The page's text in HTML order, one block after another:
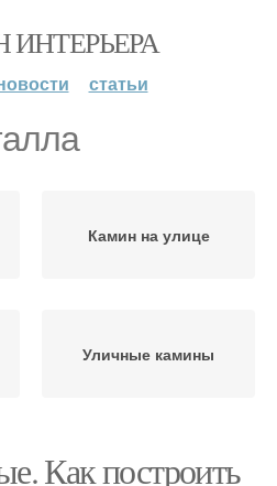
ИНТЕРЬЕРА
статьи
Камин на улице
Уличные камины
Как построить